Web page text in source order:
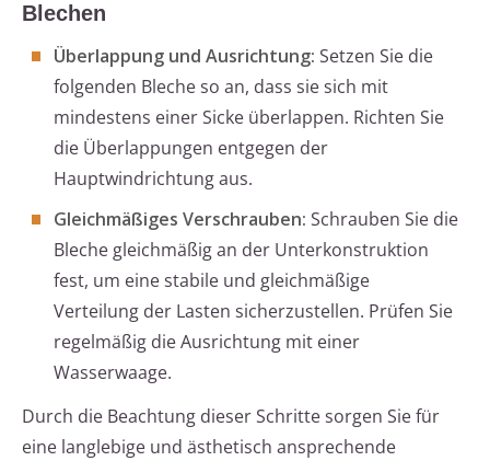
Blechen
Überlappung und Ausrichtung: Setzen Sie die
folgenden Bleche so an, dass sie sich mit
mindestens einer Sicke überlappen. Richten Sie
die Überlappungen entgegen der
Hauptwindrichtung aus.
Gleichmäßiges Verschrauben: Schrauben Sie die
Bleche gleichmäßig an der Unterkonstruktion
fest, um eine stabile und gleichmäßige
Verteilung der Lasten sicherzustellen. Prüfen Sie
regelmäßig die Ausrichtung mit einer
Wasserwaage.
Durch die Beachtung dieser Schritte sorgen Sie für
eine langlebige und ästhetisch ansprechende